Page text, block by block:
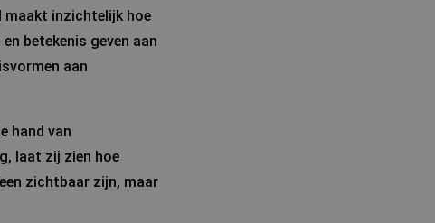
maakt inzichtelijk hoe
betekenis geven aan
aan
hand van
laat zij zien hoe
zichtbaar zijn, maar